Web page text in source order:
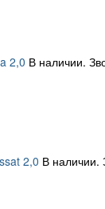
2,0 В наличии.
2,0 В наличии.